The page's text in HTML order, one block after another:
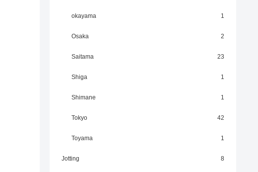
okayama 1
Osaka 2
Saitama 23
Shiga 1
Shimane 1
Tokyo 42
Toyama 1
Jotting 8